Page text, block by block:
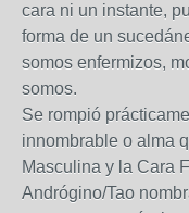
cara ni un instante,
forma de un
somos enfermizos,
somos.
Se rompió
innombrable o alma
Masculina y la Cara
Andrógino/Tao